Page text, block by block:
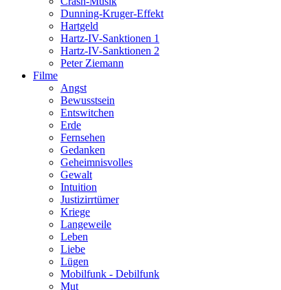
Dunning-Kruger-Effekt
Hartgeld
Hartz-IV-Sanktionen 1
Hartz-IV-Sanktionen 2
Peter Ziemann
Filme
Angst
Bewusstsein
Entswitchen
Erde
Fernsehen
Gedanken
Geheimnisvolles
Gewalt
Intuition
Justizirrtümer
Kriege
Langeweile
Leben
Liebe
Lügen
Mobilfunk - Debilfunk
Mut